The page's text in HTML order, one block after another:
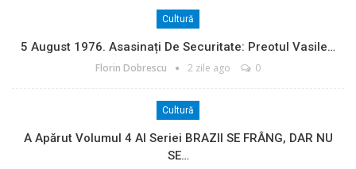
Cultură
5 August 1976. Asasinați De Securitate: Preotul Vasile…
Florin Dobrescu 2 zile ago 0
Cultură
A Apărut Volumul 4 Al Seriei BRAZII SE FRÂNG, DAR NU
SE…